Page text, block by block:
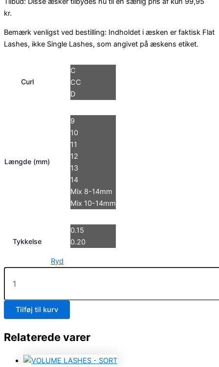
kr.
Bemærk venligst ved bestilling: Indholdet i æsken er faktisk Flat
Lashes, ikke Single Lashes, som angivet på æskens etiket.
Curl
C
CC
D
Længde (mm)
9
10
11
12
13
14
Mix 8-14mm
Mix 10-14mm
Tykkelse
0.15
0.20
Ryd
Tilføj til kurv
Relaterede varer